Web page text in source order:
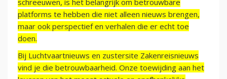
schreeuwen, is het belangrijk om betrouwbare
platforms te hebben die niet alleen nieuws brengen,
maar ook perspectief en verhalen die er echt toe
doen.
Bij Luchtvaartnieuws en zustersite Zakenreisnieuws
vind je die betrouwbaarheid. Onze toewijding aan het